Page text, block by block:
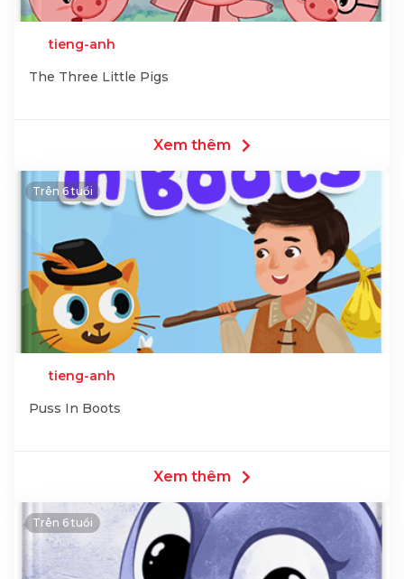
tieng-anh
The Three Little Pigs
Xem thêm
Trên 6 tuổi
tieng-anh
Puss In Boots
Xem thêm
Trên 6 tuổi